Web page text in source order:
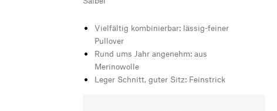
Vielfältig kombinierbar: lässig-feiner
Pullover
Rund ums Jahr angenehm: aus
Merinowolle
Leger Schnitt, guter Sitz: Feinstrick